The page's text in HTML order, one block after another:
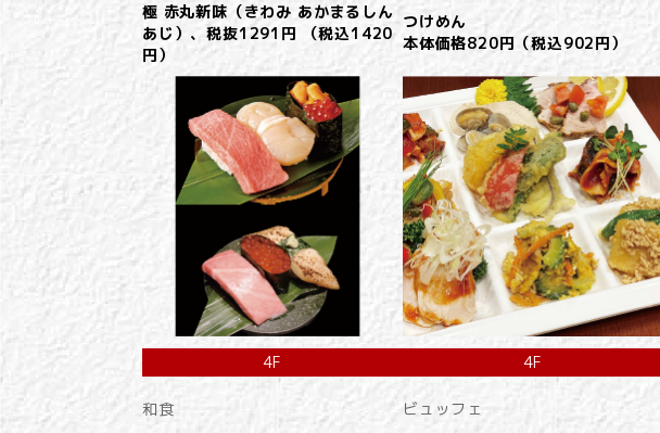
極 赤丸新味（きわみ あかまるしん
あじ）、税抜1291円 （税込1420
円）
つけめん
本体価格820円（税込902円）
4F
和食
4F
ビュッフェ